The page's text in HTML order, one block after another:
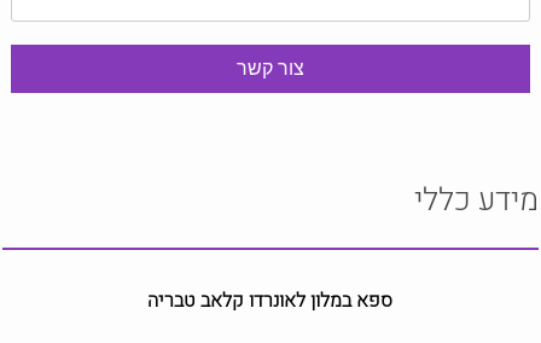
מידע כללי
ספא במלון לאונרדו קלאב טבריה